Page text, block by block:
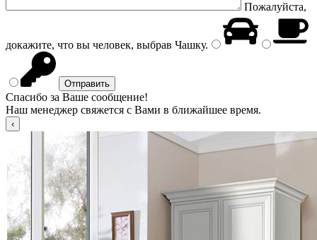
Пожалуйста,
докажите, что вы человек, выбрав Чашку.
Спасибо за Ваше сообщение!
Наш менеджер свяжется с Вами в ближайшее время.